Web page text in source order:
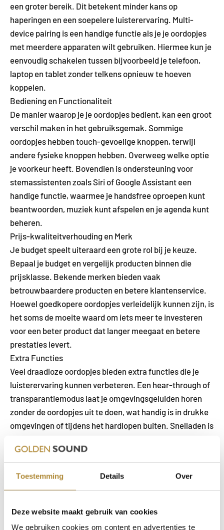
Toestemming Details Over
Deze website maakt gebruik van cookies
We gebruiken cookies om content en advertenties te
een groter bereik. Dit betekent minder kans op
haperingen en een soepelere luisterervaring. Multi-
device pairing is een handige functie als je je oordopjes
met meerdere apparaten wilt gebruiken. Hiermee kun je
eenvoudig schakelen tussen bijvoorbeeld je telefoon,
laptop en tablet zonder telkens opnieuw te hoeven
koppelen.
Bediening en Functionaliteit
De manier waarop je je oordopjes bedient, kan een groot
verschil maken in het gebruiksgemak. Sommige
oordopjes hebben touch-gevoelige knoppen, terwijl
andere fysieke knoppen hebben. Overweeg welke optie
je voorkeur heeft. Bovendien is ondersteuning voor
stemassistenten zoals Siri of Google Assistant een
handige functie, waarmee je handsfree oproepen kunt
beantwoorden, muziek kunt afspelen en je agenda kunt
beheren.
Prijs-kwaliteitverhouding en Merk
Je budget speelt uiteraard een grote rol bij je keuze.
Bepaal je budget en vergelijk producten binnen die
prijsklasse. Bekende merken bieden vaak
betrouwbaardere producten en betere klantenservice.
Hoewel goedkopere oordopjes verleidelijk kunnen zijn, is
het soms de moeite waard om iets meer te investeren
voor een beter product dat langer meegaat en betere
prestaties levert.
Extra Functies
Veel draadloze oordopjes bieden extra functies die je
luisterervaring kunnen verbeteren. Een hear-through of
transparantiemodus laat je omgevingsgeluiden horen
zonder de oordopjes uit te doen, wat handig is in drukke
omgevingen of tijdens het hardlopen buiten. Snelladen is
korte oplaadsessie weer urenlang kunt luisteren.
Sommige oordopjes worden ook geleverd met een
companion app voor extra instellingen en functies, zoals
EQ-aanpassing en firmware-updates.